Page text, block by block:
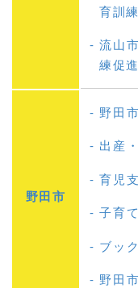
育訓
流山
練促
野田市
野田
出産
育児
子育
ブッ
野田